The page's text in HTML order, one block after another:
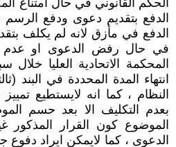
الحكم القانوني في حال امتناع
الدفع بتقديم دعوى ودفع الرسم
الدفع في مأزق لانه لم يكلف
في حال رفض الدعوى او عدم
المحكمة الاتحادية العليا
النظام ، كما انه لايستطيع
بعدم التكليف الا بعد حسم
الموضوع كون القرار
الدعوى ، كما لايمكن ايراد دفوع